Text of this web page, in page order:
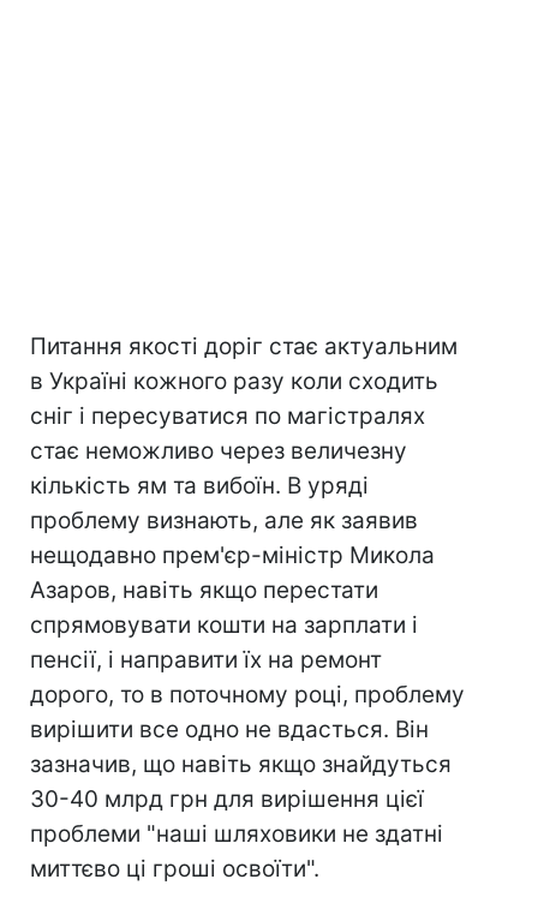
Питання якості доріг стає актуальним
в Україні кожного разу коли сходить
сніг і пересуватися по магістралях
стає неможливо через величезну
кількість ям та вибоїн. В уряді
проблему визнають, але як заявив
нещодавно прем'єр-міністр Микола
Азаров, навіть якщо перестати
спрямовувати кошти на зарплати і
пенсії, і направити їх на ремонт
дорого, то в поточному році, проблему
вирішити все одно не вдасться. Він
зазначив, що навіть якщо знайдуться
30-40 млрд грн для вирішення цієї
проблеми "наші шляховики не здатні
миттєво ці гроші освоїти".